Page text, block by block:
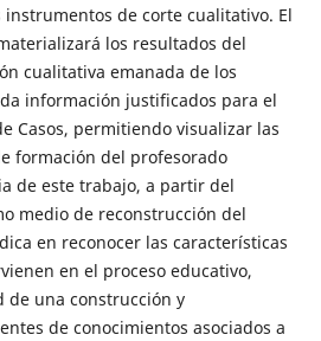
de corte cualitativo. El
los resultados del
cualitativa emanada de los
información justificados para el
Casos, permitiendo visualizar las
formación del profesorado
de este trabajo, a partir del
medio de reconstrucción del
en reconocer las características
en el proceso educativo,
de una construcción y
de conocimientos asociados a